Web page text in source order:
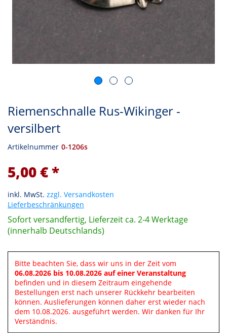
Riemenschnalle Rus-Wikinger -
versilbert
Artikelnummer 0-1206s
5,00 € *
inkl. MwSt. zzgl. Versandkosten
Lieferbeschränkungen
Sofort versandfertig, Lieferzeit ca. 2-4 Werktage
(innerhalb Deutschlands)
Bitte beachten Sie, dass wir uns in der Zeit vom
06.08.2026 bis 10.08.2026 auf einer Veranstaltung
befinden und in diesem Zeitraum eingehende
Bestellungen erst nach unserer Rückkehr bearbeiten
können. Auslieferungen können daher erst wieder nach
dem 10.08.2026. ausgeführt werden. Wir danken für Ihr
Verständnis.